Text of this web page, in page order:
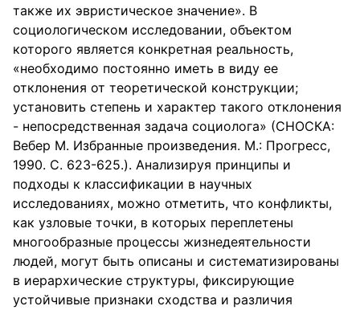
также их эвристическое значение». В
социологическом исследовании, объектом
которого является конкретная реальность,
«необходимо постоянно иметь в виду ее
отклонения от теоретической конструкции;
установить степень и характер такого отклонения
- непосредственная задача социолога» (СНОСКА:
Вебер М. Избранные произведения. М.: Прогресс,
1990. С. 623-625.). Анализируя принципы и
подходы к классификации в научных
исследованиях, можно отметить, что конфликты,
как узловые точки, в которых переплетены
многообразные процессы жизнедеятельности
людей, могут быть описаны и систематизированы
в иерархические структуры, фиксирующие
устойчивые признаки сходства и различия